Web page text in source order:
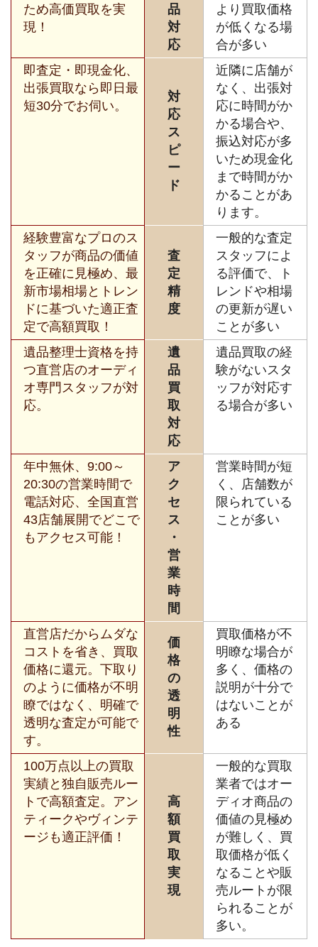
ため高価買取を実
現！
品
対
応
より買取価格
が低くなる場
合が多い
即査定・即現金化、
出張買取なら即日最
短30分でお伺い。
対
応
ス
ピ
ー
ド
近隣に店舗が
なく、出張対
応に時間がか
かる場合や、
振込対応が多
いため現金化
まで時間がか
かることがあ
ります。
経験豊富なプロのス
タッフが商品の価値
を正確に見極め、最
新市場相場とトレン
ドに基づいた適正査
定で高額買取！
査
定
精
度
一般的な査定
スタッフによ
る評価で、ト
レンドや相場
の更新が遅い
ことが多い
遺品整理士資格を持
つ直営店のオーディ
オ専門スタッフが対
応。
遺
品
買
取
対
応
遺品買取の経
験がないスタ
ッフが対応す
る場合が多い
年中無休、9:00～
20:30の営業時間で
電話対応、全国直営
43店舗展開でどこで
もアクセス可能！
ア
ク
セ
ス
・
営
業
時
間
営業時間が短
く、店舗数が
限られている
ことが多い
直営店だからムダな
コストを省き、買取
価格に還元。下取り
のように価格が不明
瞭ではなく、明確で
透明な査定が可能で
す。
価
格
の
透
明
性
買取価格が不
明瞭な場合が
多く、価格の
説明が十分で
はないことが
ある
100万点以上の買取
実績と独自販売ルー
トで高額査定。アン
ティークやヴィンテ
ージも適正評価！
高
額
買
取
実
現
一般的な買取
業者ではオー
ディオ商品の
価値の見極め
が難しく、買
取価格が低く
なることや販
売ルートが限
られることが
多い。